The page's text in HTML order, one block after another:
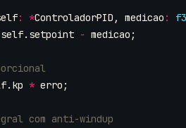
: *ControladorPID , medicao :
self. setpoint - medicao ;
. kp * erro ;